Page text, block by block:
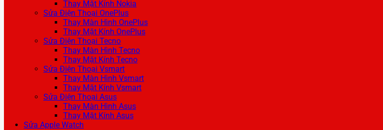
Thay Mặt Kính Nokia
Sửa Điện Thoại OnePlus
Thay Màn Hình OnePlus
Thay Mặt Kính OnePlus
Sửa Điện Thoại Tecno
Thay Màn Hình Tecno
Thay Mặt Kính Tecno
Sửa Điện Thoại Vsmart
Thay Màn Hình Vsmart
Thay Mặt Kính Vsmart
Sửa Điện Thoại Asus
Thay Màn Hình Asus
Thay Mặt Kính Asus
Sửa Apple Watch